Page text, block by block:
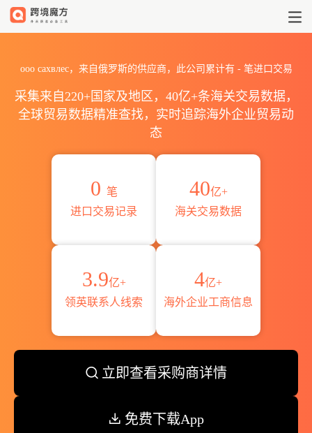
ооо сахвлес，来自俄罗斯的供应商，此公司累计有 -笔进口交易
采集来自220+国家及地区，40亿+条海关交易数据，
全球贸易数据精准查找，实时追踪海外企业贸易动
态
0 笔
进口交易记录
40亿+
海关交易数据
3.9亿+
领英联系人线索
4亿+
海外企业工商信息
立即查看采购商详情
免费下载App